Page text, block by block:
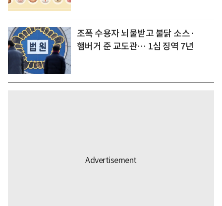
조폭 수용자 뇌물받고 불닭 소스·
햄버거 준 교도관… 1심 징역 7년